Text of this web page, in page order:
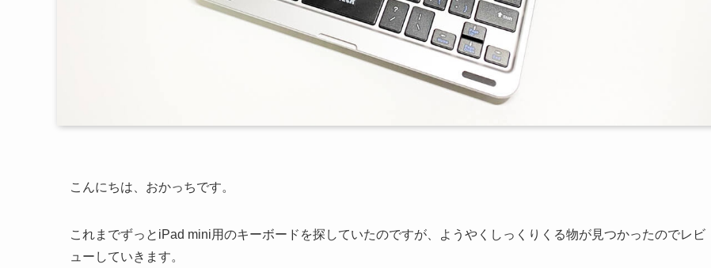
こんにちは、おかっちです。
これまでずっとiPad mini用のキーボードを探していたのですが、ようやくしっくりくる物が見つかったのでレビ
ューしていきます。